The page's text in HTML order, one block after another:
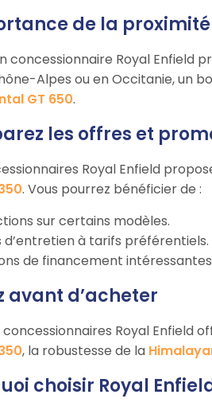
de la proximité
concessionnaire Royal Enfield
Alpes ou en Occitanie, un
GT 650.
les offres et
Royal Enfield
. Vous pourrez bénéficier de :
sur certains modèles.
d’entretien à tarifs préférentiels.
de financement
avant d’acheter
Royal Enfield
, la robustesse de la
choisir Royal